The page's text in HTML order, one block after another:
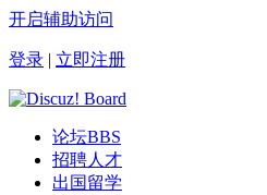
开启辅助访问
登录 | 立即注册
论坛BBS
招聘人才
出国留学